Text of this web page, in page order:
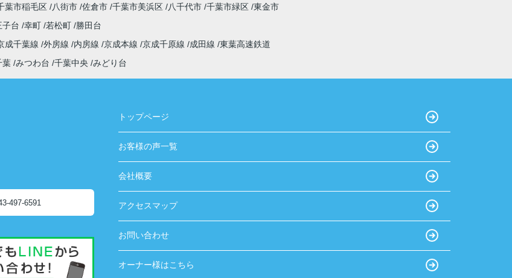
葉市稲毛区 八街市 佐倉市 千葉市美浜区 八千代市 千葉市緑区 東金市
子台 幸町 若松町
勝田台
成千葉線 外房線 内房線 京成本線 京成千原線 成田線 東葉高速鉄道
葉 みつわ台 千葉中央 みどり台
497-6591
トップページ
お客様の声一覧
会社概要
アクセスマップ
お問い合わせ
オーナー様はこちら